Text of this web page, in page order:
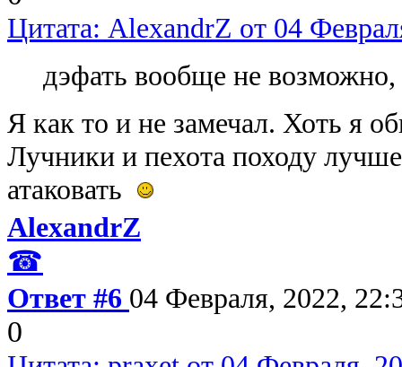
Цитата: AlexandrZ от 04
дэфать вообще не
Я как то и не замечал. Хоть я
Лучники и пехота походу
атаковать
AlexandrZ
☎
Ответ #6 04 Февраля, 2022,
0